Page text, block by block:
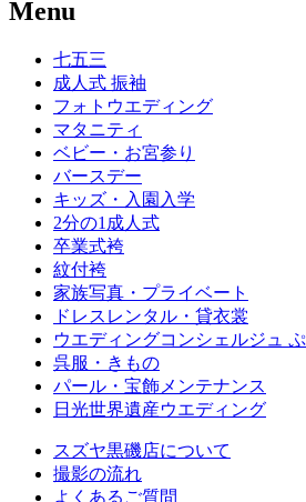
Menu
七五三
成人式 振袖
フォトウエディング
マタニティ
ベビー・お宮参り
バースデー
キッズ・入園入学
2分の1成人式
卒業式袴
紋付袴
家族写真・プライベート
ドレスレンタル・貸衣裳
ウエディングコンシェルジュ
呉服・きもの
パール・宝飾メンテナンス
日光世界遺産ウエディング
スズヤ黒磯店について
撮影の流れ
よくあるご質問